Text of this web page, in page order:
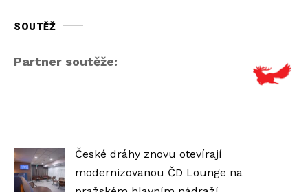
SOUTĚŽ
Partner soutěže:
České dráhy znovu otevírají
modernizovanou ČD Lounge na